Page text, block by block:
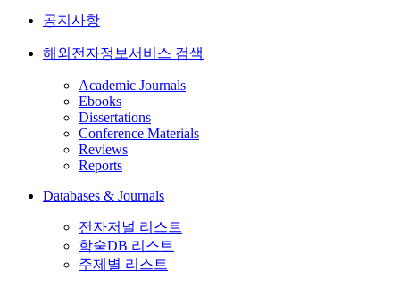
공지사항
해외전자정보서비스 검색
Academic Journals
Ebooks
Dissertations
Conference Materials
Reviews
Reports
Databases & Journals
전자저널 리스트
학술DB 리스트
주제별 리스트